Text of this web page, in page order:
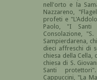
nell'orto e la
Nazzareno,
profeti e
Paolo, "I Santi
Consolazione,
Sampierdarena,
dieci affreschi di
chiesa della Cella,
chiesa di S.
Santi
Cappuccini, "La